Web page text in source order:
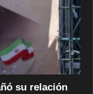
su relación